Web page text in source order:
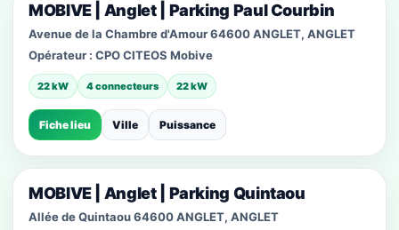
MOBIVE | Anglet | Parking Paul Courbin
Avenue de la Chambre d'Amour 64600 ANGLET, ANGLET
Opérateur : CPO CITEOS Mobive
22 kW 4 connecteurs 22 kW
Fiche lieu Ville Puissance
MOBIVE | Anglet | Parking Quintaou
Allée de Quintaou 64600 ANGLET, ANGLET